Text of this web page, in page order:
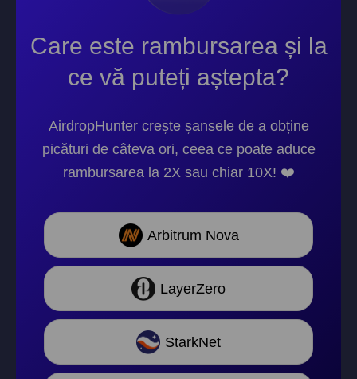
Care este rambursarea și la
ce vă puteți aștepta?
AirdropHunter crește șansele de a obține
picături de câteva ori, ceea ce poate aduce
rambursarea la 2X sau chiar 10X! ❤️
Arbitrum Nova
LayerZero
StarkNet